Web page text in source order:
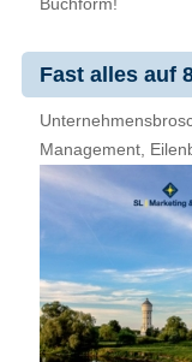
Buchform!
Fast alles auf
Management,